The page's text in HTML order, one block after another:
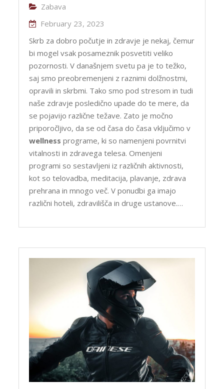
Zabava
February 23, 2023
Skrb za dobro počutje in zdravje je nekaj, čemur
bi mogel vsak posameznik posvetiti veliko
pozornosti. V današnjem svetu pa je to težko,
saj smo preobremenjeni z raznimi dolžnostmi,
opravili in skrbmi. Tako smo pod stresom in tudi
naše zdravje posledično upade do te mere, da
se pojavijo različne težave. Zato je močno
priporočljivo, da se od časa do časa vključimo v
wellness programe, ki so namenjeni povrnitvi
vitalnosti in zdravega telesa. Omenjeni
programi so sestavljeni iz različnih aktivnosti,
kot so telovadba, meditacija, plavanje, zdrava
prehrana in mnogo več. V ponudbi ga imajo
različni hoteli, zdravilišča in druge ustanove.…